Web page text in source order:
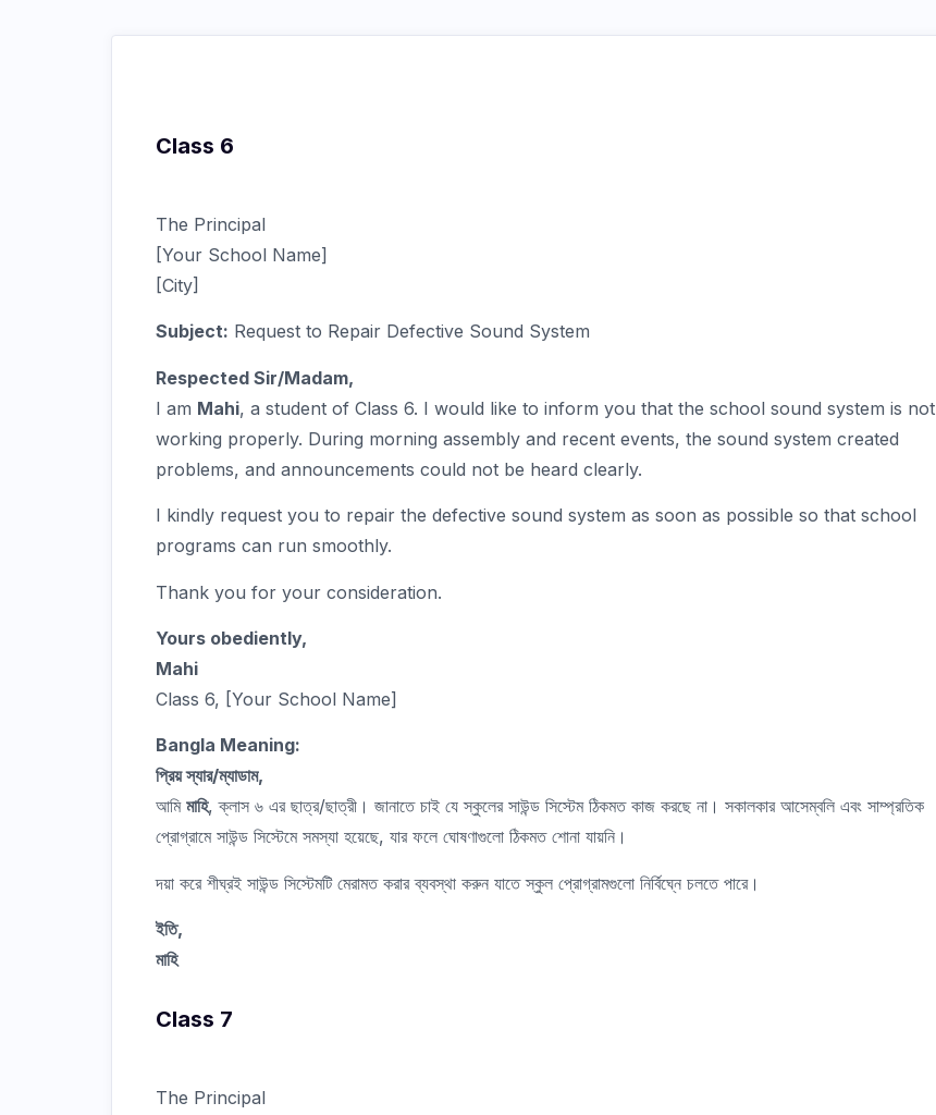
Class 6
The Principal
[Your School Name]
[City]
Subject: Request to Repair Defective Sound System
Respected Sir/Madam,
I am Mahi, a student of Class 6. I would like to inform you that the school sound system is not
working properly. During morning assembly and recent events, the sound system created
problems, and announcements could not be heard clearly.
I kindly request you to repair the defective sound system as soon as possible so that school
programs can run smoothly.
Thank you for your consideration.
Yours obediently,
Mahi
Class 6, [Your School Name]
Bangla Meaning:
প্রিয় স্যার/ম্যাডাম,
আমি মাহি, ক্লাস ৬ এর ছাত্র/ছাত্রী। জানাতে চাই যে স্কুলের সাউন্ড সিস্টেম ঠিকমত কাজ করছে না। সকালকার আসেম্বলি এবং সাম্প্রতিক
প্রোগ্রামে সাউন্ড সিস্টেমে সমস্যা হয়েছে, যার ফলে ঘোষণাগুলো ঠিকমত শোনা যায়নি।
দয়া করে শীঘ্রই সাউন্ড সিস্টেমটি মেরামত করার ব্যবস্থা করুন যাতে স্কুল প্রোগ্রামগুলো নির্বিঘ্নে চলতে পারে।
ইতি,
মাহি
Class 7
The Principal